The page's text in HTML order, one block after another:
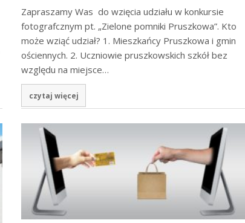
Zapraszamy Was do wzięcia udziału w konkursie
fotografcznym pt. „Zielone pomniki Pruszkowa”. Kto
może wziąć udział? 1. Mieszkańcy Pruszkowa i gmin
ościennych. 2. Uczniowie pruszkowskich szkół bez
względu na miejsce…
czytaj więcej